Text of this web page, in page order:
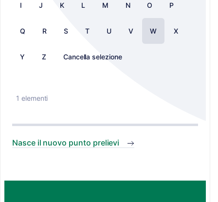
I J K L M N O P
Q R S T U V W X
Y Z Cancella selezione
1 elementi
Nasce il nuovo punto prelievi